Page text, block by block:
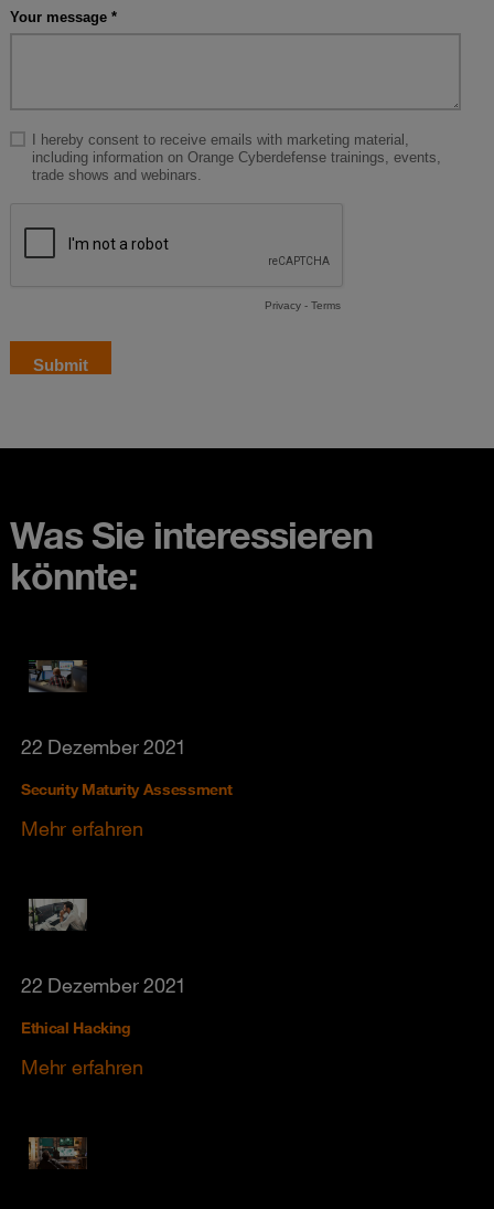
Was Sie interessieren
könnte:
22 Dezember 2021
Security Maturity Assessment
Mehr erfahren
22 Dezember 2021
Ethical Hacking
Mehr erfahren